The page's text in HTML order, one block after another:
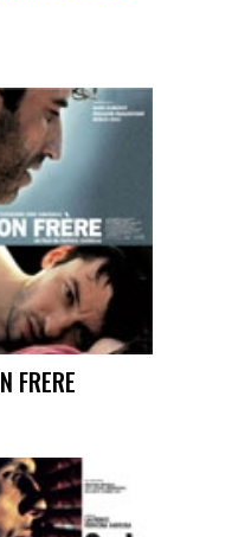
FRERE